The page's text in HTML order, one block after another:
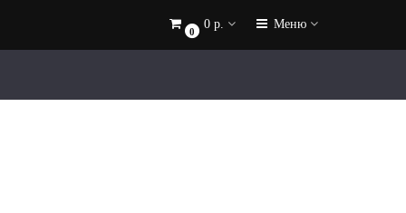
0
0 р. Меню